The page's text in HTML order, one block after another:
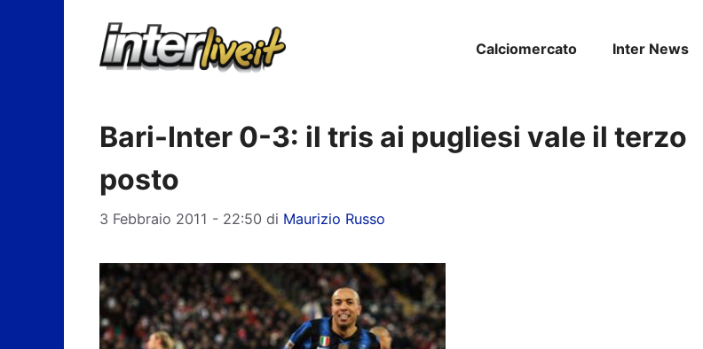
Calciomercato Inter News
Bari-Inter 0-3: il tris ai pugliesi vale il terzo
posto
3 Febbraio 2011 - 22:50 di Maurizio Russo